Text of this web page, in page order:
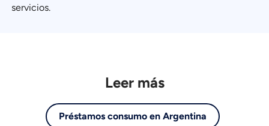
servicios.
Leer más
Préstamos consumo en Argentina